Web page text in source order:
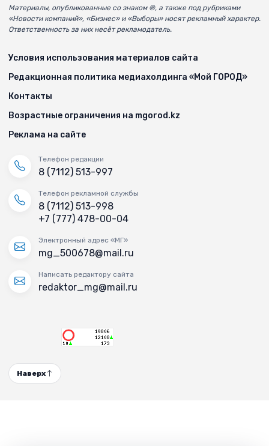
Материалы, опубликованные со знаком ®, а также под рубриками
«Новости компаний», «Бизнес» и «Выборы» носят рекламный характер.
Ответственность за них несёт рекламодатель.
Условия использования материалов сайта
Редакционная политика медиахолдинга «Мой ГОРОД»
Контакты
Возрастные ограничения на mgorod.kz
Реклама на сайте
Телефон редакции
8 (7112) 513-997
Телефон рекламной службы
8 (7112) 513-998
+7 (777) 478-00-04
Электронный адрес «МГ»
mg_500678@mail.ru
Написать редактору сайта
redaktor_mg@mail.ru
Наверх